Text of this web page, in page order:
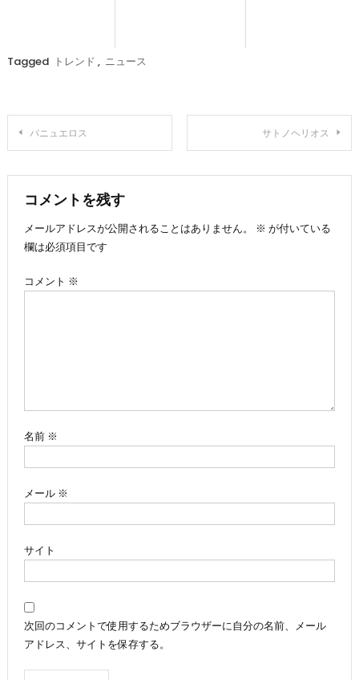
Tagged トレンド , ニュース
投
ナ
ビ
ゲ
バニュエロス サトノヘリオス
コメントを残す
メールアドレスが公開されることはありません。
※ が付いている
欄は必須項目です
コメント ※
名前 ※
メール ※
サイト
次回のコメントで使用するためブラウザーに自分の名前、メール
アドレス、サイトを保存する。